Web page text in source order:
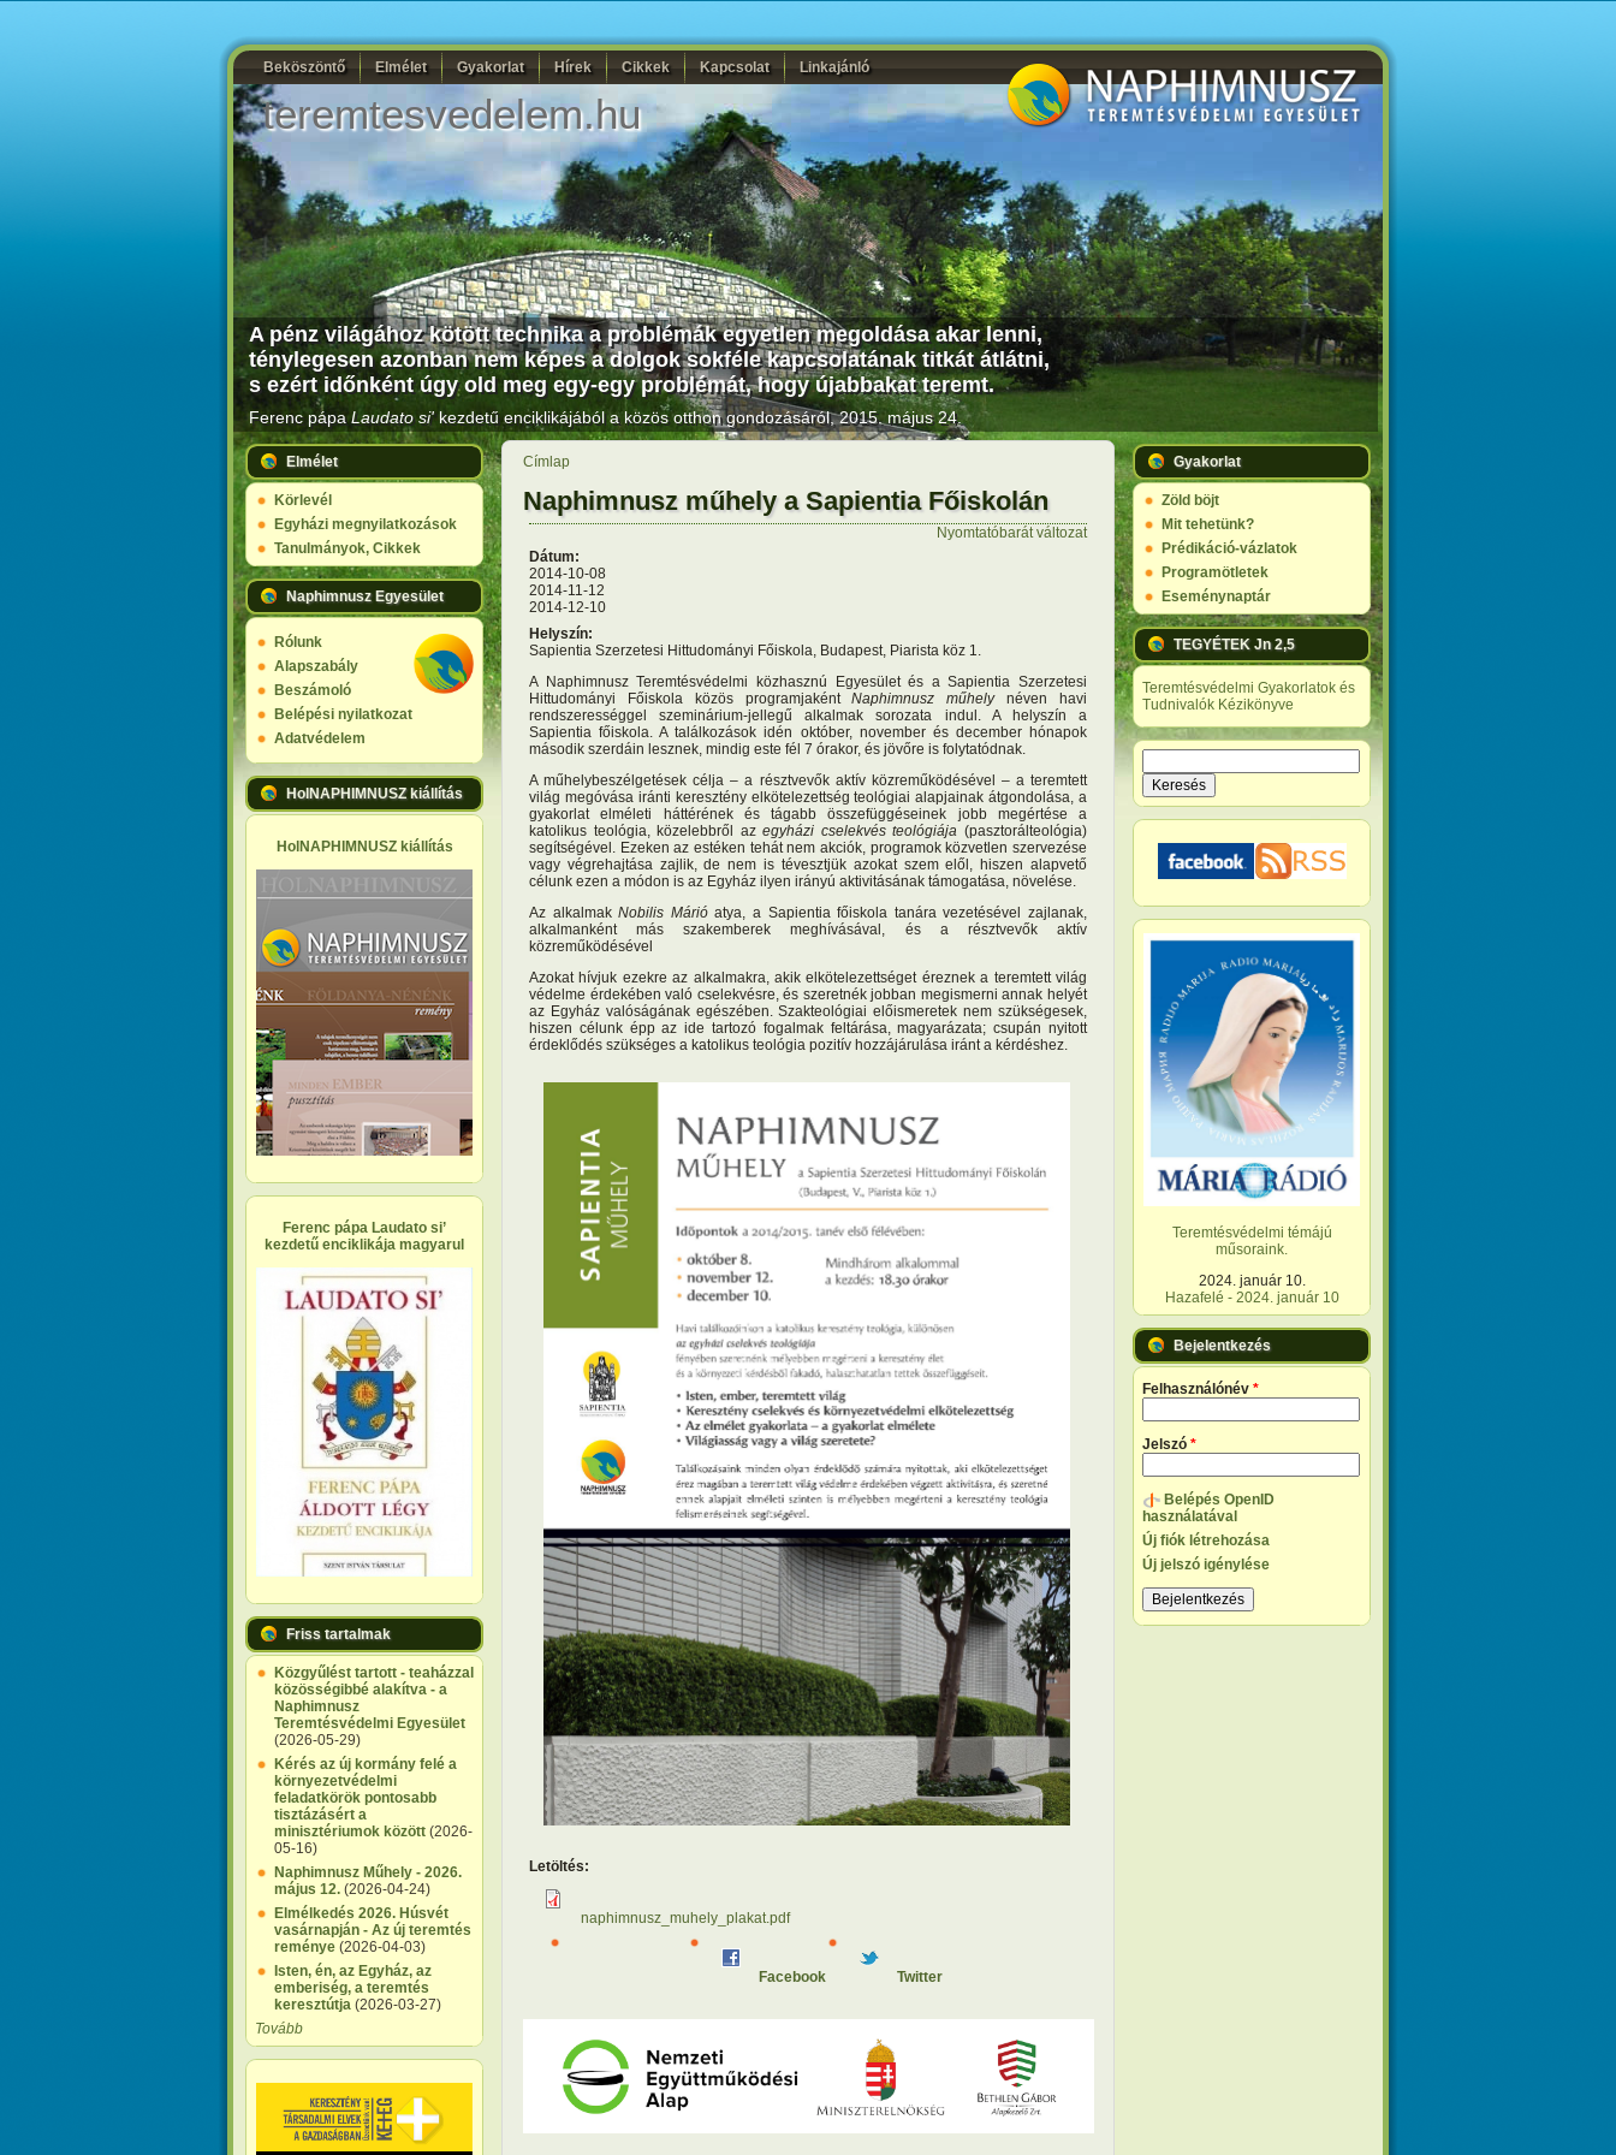
Beköszöntő Elmélet Gyakorlat Hírek Cikkek Kapcsolat Linkajánló
teremtesvedelem.hu
A pénz világához kötött technika a problémák egyetlen megoldása akar lenni,
ténylegesen azonban nem képes a dolgok sokféle kapcsolatának titkát átlátni,
s ezért időnként úgy old meg egy-egy problémát, hogy újabbakat teremt.
Ferenc pápaLaudato si'kezdetű enciklikájából a közös otthon gondozásáról, 2015. május 24.
Elmélet
Körlevél
Egyházi megnyilatkozások
Tanulmányok, Cikkek
Naphimnusz Egyesület
Rólunk
Alapszabály
Beszámoló
Belépési nyilatkozat
Adatvédelem
HolNAPHIMNUSZ kiállítás
HolNAPHIMNUSZ kiállítás
Ferenc pápa Laudato si’
kezdetű enciklikája magyarul
Friss tartalmak
Közgyűlést tartott - teaházzal
közösségibbé alakítva - a
Naphimnusz
Teremtésvédelmi Egyesület
(2026-05-29)
Kérés az új kormány felé a
környezetvédelmi
feladatkörök pontosabb
tisztázásért a
minisztériumok között (2026-
05-16)
Naphimnusz Műhely - 2026.
május 12. (2026-04-24)
Elmélkedés 2026. Húsvét
vasárnapján - Az új teremtés
reménye (2026-04-03)
Isten, én, az Egyház, az
emberiség, a teremtés
keresztútja (2026-03-27)
Tovább
Címlap
Naphimnusz műhely a Sapientia Főiskolán
Nyomtatóbarát változat
Dátum:
2014-10-08
2014-11-12
2014-12-10
Helyszín:
Sapientia Szerzetesi Hittudományi Főiskola, Budapest, Piarista köz 1.
A Naphimnusz Teremtésvédelmi közhasznú Egyesület és a Sapientia Szerzetesi
Hittudományi Főiskola közös programjakéntNaphimnusz műhelynéven havi
rendszerességgel szeminárium-jellegű alkalmak sorozata indul. A helyszín a
Sapientia főiskola. A találkozások idén október, november és december hónapok
második szerdáin lesznek, mindig este fél 7 órakor, és jövőre is folytatódnak.
A műhelybeszélgetések célja – a résztvevők aktív közreműködésével – a teremtett
világ megóvása iránti keresztény elkötelezettség teológiai alapjainak átgondolása, a
gyakorlat elméleti háttérének és tágabb összefüggéseinek jobb megértése a
katolikus teológia, közelebbről azegyházi cselekvés teológiája (pasztorálteológia)
segítségével. Ezeken az estéken tehát nem akciók, programok közvetlen szervezése
vagy végrehajtása zajlik, de nem is tévesztjük azokat szem elől, hiszen alapvető
célunk ezen a módon is az Egyház ilyen irányú aktivitásának támogatása, növelése.
Az alkalmakNobilis Márióatya, a Sapientia főiskola tanára vezetésével zajlanak,
alkalmanként más szakemberek meghívásával, és a résztvevők aktív
közreműködésével
Azokat hívjuk ezekre az alkalmakra, akik elkötelezettséget éreznek a teremtett világ
védelme érdekében való cselekvésre, és szeretnék jobban megismerni annak helyét
az Egyház valóságának egészében. Szakteológiai előismeretek nem szükségesek,
hiszen célunk épp az ide tartozó fogalmak feltárása, magyarázata; csupán nyitott
érdeklődés szükséges a katolikus teológia pozitív hozzájárulása iránt a kérdéshez.
Letöltés:
naphimnusz_muhely_plakat.pdf
Facebook Twitter
Gyakorlat
Zöld böjt
Mit tehetünk?
Prédikáció-vázlatok
Programötletek
Eseménynaptár
TEGYÉTEK Jn 2,5
Teremtésvédelmi Gyakorlatok és
Tudnivalók Kézikönyve
Keresés űrlap
Teremtésvédelmi témájú
műsoraink.
2024. január 10.
Hazafelé - 2024. január 10
Bejelentkezés
Felhasználónév *
Jelszó *
Belépés OpenID
használatával
Új fiók létrehozása
Új jelszó igénylése